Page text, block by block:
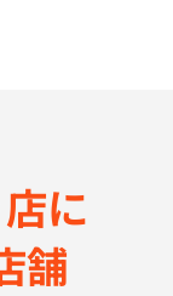
に
舗